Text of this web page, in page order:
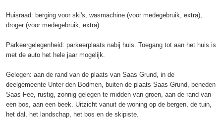
Huisraad: berging voor ski's, wasmachine (voor medegebruik, extra),
droger (voor medegebruik, extra).
Parkeergelegenheid: parkeerplaats nabij huis. Toegang tot aan het huis is
met de auto het hele jaar mogelijk.
Gelegen: aan de rand van de plaats van Saas Grund, in de
deelgemeente Unter den Bodmen, buiten de plaats Saas Grund, beneden
Saas-Fee, rustig, zonnig gelegen te midden van groen, aan de rand van
een bos, aan een beek. Uitzicht vanuit de woning op de bergen, de tuin,
het dal, het landschap, het bos en de skipiste.